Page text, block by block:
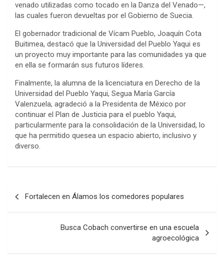
venado utilizadas como tocado en la Danza del Venado—,
las cuales fueron devueltas por el Gobierno de Suecia.
El gobernador tradicional de Vícam Pueblo, Joaquín Cota
Buitimea, destacó que la Universidad del Pueblo Yaqui es
un proyecto muy importante para las comunidades ya que
en ella se formarán sus futuros líderes.
Finalmente, la alumna de la licenciatura en Derecho de la
Universidad del Pueblo Yaqui, Segua María García
Valenzuela, agradeció a la Presidenta de México por
continuar el Plan de Justicia para el pueblo Yaqui,
particularmente para la consolidación de la Universidad, lo
que ha permitido quesea un espacio abierto, inclusivo y
diverso.
Fortalecen en Álamos los comedores populares
Busca Cobach convertirse en una escuela
agroecológica